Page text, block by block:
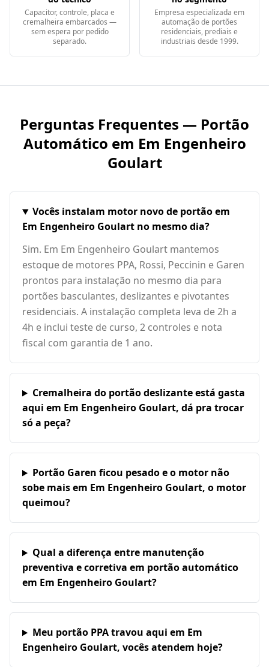
Capacitor, controle, placa e
cremalheira embarcados —
sem espera por pedido
separado.
Empresa especializada em
automação de portões
residenciais, prediais e
industriais desde 1999.
Perguntas Frequentes — Portão
Automático em Em Engenheiro
Goulart
Vocês instalam motor novo de portão em
Em Engenheiro Goulart no mesmo dia?
Sim. Em Em Engenheiro Goulart mantemos
estoque de motores PPA, Rossi, Peccinin e Garen
prontos para instalação no mesmo dia para
portões basculantes, deslizantes e pivotantes
residenciais. A instalação completa leva de 2h a
4h e inclui teste de curso, 2 controles e nota
fiscal com garantia de 1 ano.
Cremalheira do portão deslizante está gasta
aqui em Em Engenheiro Goulart, dá pra trocar
só a peça?
Portão Garen ficou pesado e o motor não
sobe mais em Em Engenheiro Goulart, o motor
queimou?
Qual a diferença entre manutenção
preventiva e corretiva em portão automático
em Em Engenheiro Goulart?
Meu portão PPA travou aqui em Em
Engenheiro Goulart, vocês atendem hoje?